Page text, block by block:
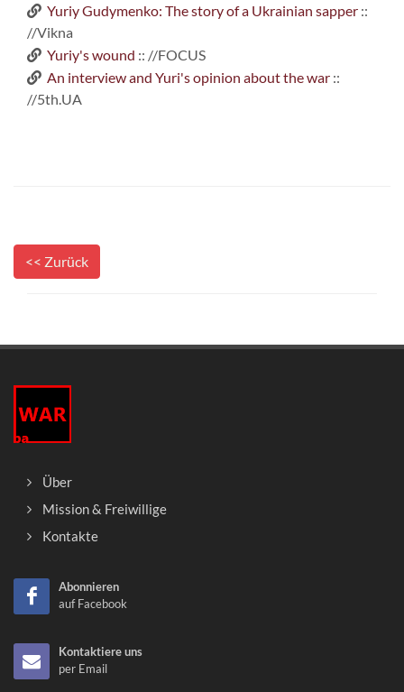
Yuriy Gudymenko: The story of a Ukrainian sapper ::
//Vikna
Yuriy's wound :: //FOCUS
An interview and Yuri's opinion about the war ::
//5th.UA
<< Zurück
Über
Mission & Freiwillige
Kontakte
Abonnieren
auf Facebook
Kontaktiere uns
per Email